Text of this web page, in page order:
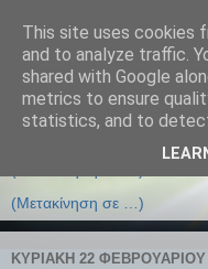
ΚΥΡΙΑΚΉ 22 ΦΕΒΡΟΥΑΡΊΟΥ
This site uses cookies
and to analyze traffic.
shared with Google
metrics to ensure
statistics, and to